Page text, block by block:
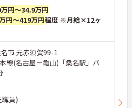
円～34.9万円
円～419万円程度 ※月給×12ヶ
市 元赤須賀99-1
線(名古屋－亀山)「桑名駅」バ
員)